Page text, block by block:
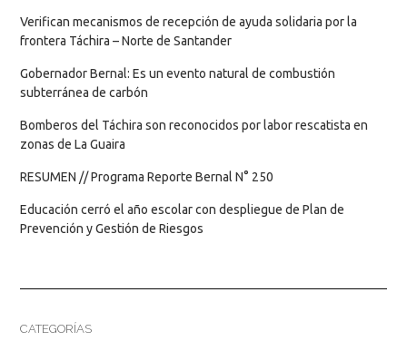
Verifican mecanismos de recepción de ayuda solidaria por la
frontera Táchira – Norte de Santander
Gobernador Bernal: Es un evento natural de combustión
subterránea de carbón
Bomberos del Táchira son reconocidos por labor rescatista en
zonas de La Guaira
RESUMEN // Programa Reporte Bernal N° 250
Educación cerró el año escolar con despliegue de Plan de
Prevención y Gestión de Riesgos
CATEGORÍAS